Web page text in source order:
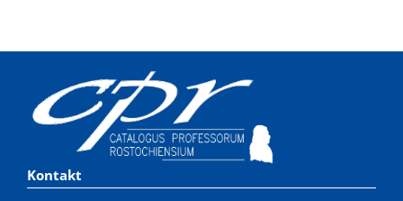
Kontakt